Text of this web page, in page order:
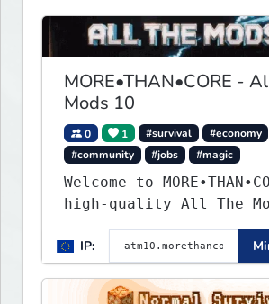
MORE•THAN•CORE -
Mods 10
0 1 #survival #economy
#community
#jobs #magic
Welcome to
high-quality All The
Minecraft server
players who want a
polished, and rewarding
experience.
IP: